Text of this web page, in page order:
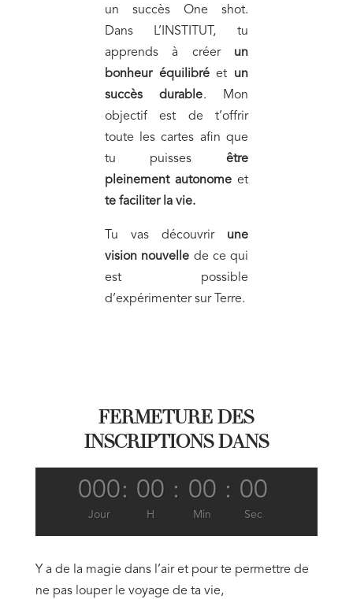
un succès One shot.
Dans L’INSTITUT, tu
apprends à créer un
bonheur équilibréet un
succès durable. Mon
objectif est de t’offrir
toute les cartes afin que
tu puissesêtre
pleinement autonomeet
te faciliter la vie.
Tu vas découvrir une
vision nouvelle de ce qui
est possible
d’expérimenter sur Terre.
FERMETURE DES
INSCRIPTIONS DANS
000
Jour
: 00
H
: 00
Min
: 00
Sec
Y a de la magie dans l’air et pour te permettre de
ne pas louper le voyage de ta vie,